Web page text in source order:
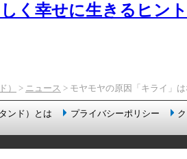
く幸せに生きるヒント
） > ニュース > モヤモヤの原因「キライ」
ンド）とは プライバシーポリシー